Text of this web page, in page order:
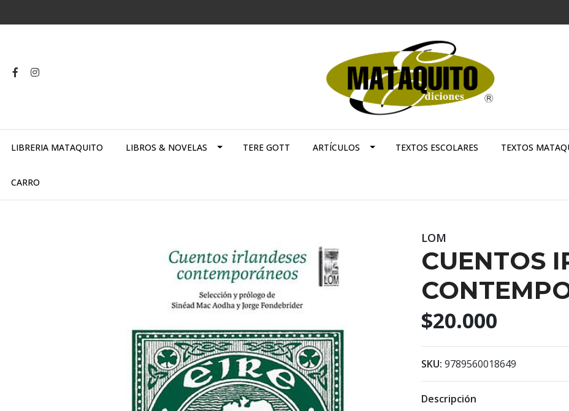
LIBRERIA MATAQUITO LIBROS & NOVELAS TERE GOTT ARTÍCULOS TEXTOS ESCOLARES TEXTOS
CARRO
LOM
CUENTOS
$20.000
SKU: 9789560018649
Descripción